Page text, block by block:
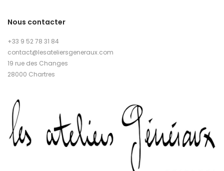
Nous contacter
+33 9 52 78 31 84
contact@lesateliersgeneraux.com
19 rue des Changes
28000 Chartres